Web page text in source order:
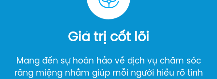
Giá trị cốt lõi
Mang đến sự hoàn hảo về dịch vụ chăm sóc
răng miệng nhằm giúp mỗi người hiểu rõ tình